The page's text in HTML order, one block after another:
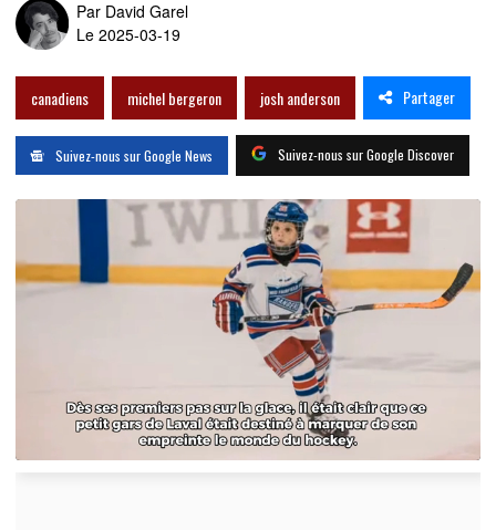
Par David Garel
Le 2025-03-19
canadiens michel bergeron josh anderson Partager
Suivez-nous sur Google News Suivez-nous sur Google Discover